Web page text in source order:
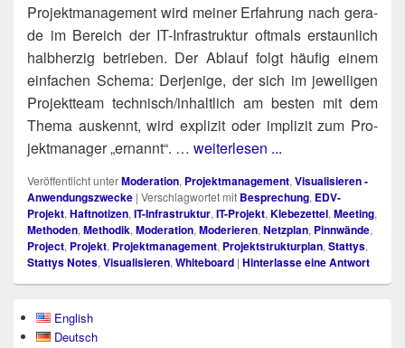
Pro­jekt­ma­nage­ment wird mei­ner Erfah­rung nach gera­
de im Bereich der IT-Infra­struk­tur oft­mals erstaun­lich
halb­her­zig betrie­ben. Der Ablauf folgt häu­fig einem
ein­fa­chen Sche­ma: Der­je­ni­ge, der sich im jewei­li­gen
Pro­jekt­team technisch/​inhaltlich am bes­ten mit dem
The­ma aus­kennt, wird expli­zit oder impli­zit zum Pro­
jekt­ma­na­ger „ernannt“. … weiterlesen ...
Veröffentlicht unterModeration, Projektmanagement, Visualisieren -
Anwendungszwecke | Verschlagwortet mit Besprechung, EDV-
Projekt, Haftnotizen, IT-Infrastruktur, IT-Projekt, Klebezettel, Meeting,
Methoden, Methodik, Moderation, Moderieren, Netzplan, Pinnwände,
Project, Projekt, Projektmanagement, Projektstrukturplan, Stattys,
Stattys Notes, Visualisieren, Whiteboard | Hinterlasse eine Antwort
Seitenleisten-
Widgetbereich
English
Deutsch